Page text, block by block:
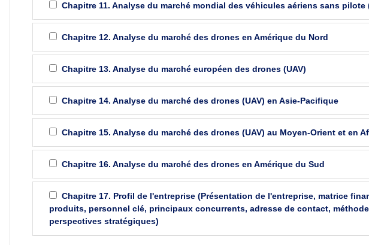
Chapitre 11. Analyse du marché mondial des véhicules aériens sans pilote
Chapitre 12. Analyse du marché des drones en Amérique du Nord
Chapitre 13. Analyse du marché européen des drones (UAV)
Chapitre 14. Analyse du marché des drones (UAV) en Asie-Pacifique
Chapitre 15. Analyse du marché des drones (UAV) au Moyen-Orient et en
Chapitre 16. Analyse du marché des drones en Amérique du Sud
Chapitre 17. Profil de l'entreprise (Présentation de l'entreprise, matrice
produits, personnel clé, principaux concurrents, adresse de contact,
perspectives stratégiques)